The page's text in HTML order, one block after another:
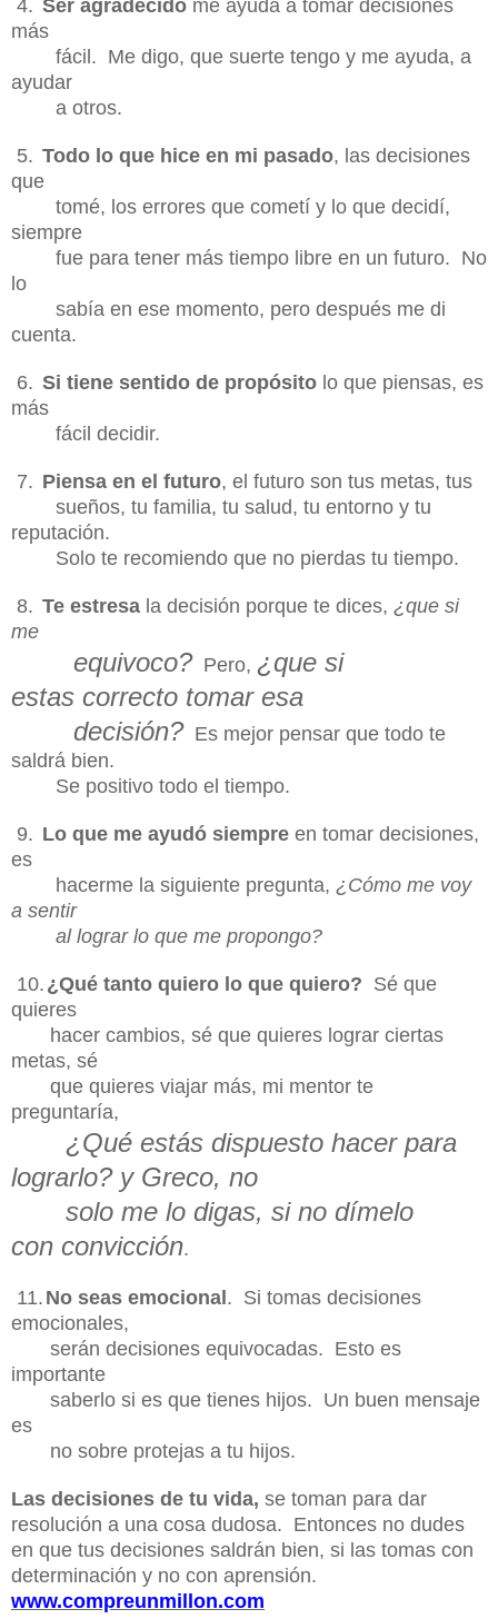
4. Ser agradecido me ayuda a tomar decisiones
más
fácil. Me digo, que suerte tengo y me ayuda, a
ayudar
a otros.
5. Todo lo que hice en mi pasado, las decisiones
que
tomé, los errores que cometí y lo que decidí,
siempre
fue para tener más tiempo libre en un futuro. No
lo
sabía en ese momento, pero después me di
cuenta.
6. Si tiene sentido de propósito lo que piensas, es
más
fácil decidir.
7. Piensa en el futuro, el futuro son tus metas, tus
sueños, tu familia, tu salud, tu entorno y tu
reputación.
Solo te recomiendo que no pierdas tu tiempo.
8. Te estresa la decisión porque te dices, ¿que si
me
equivoco?Pero, ¿que si
estas correcto tomar esa
decisión?Es mejor pensar que todo te
saldrá bien.
Se positivo todo el tiempo.
9. Lo que me ayudó siempre en tomar decisiones,
es
hacerme la siguiente pregunta, ¿Cómo me voy
a sentir
al lograr lo que me propongo?
10. ¿Qué tanto quiero lo que quiero? Sé que
quieres
hacer cambios, sé que quieres lograr ciertas
metas, sé
que quieres viajar más, mi mentor te
preguntaría,
¿Qué estás dispuesto hacer para
lograrlo? y Greco, no
solo me lo digas, si no dímelo
con convicción.
11. No seas emocional. Si tomas decisiones
emocionales,
serán decisiones equivocadas. Esto es
importante
saberlo si es que tienes hijos. Un buen mensaje
es
no sobre protejas a tu hijos.
Las decisiones de tu vida, se toman para dar
resolución a una cosa dudosa. Entonces no dudes
en que tus decisiones saldrán bien, si las tomas con
determinación y no con aprensión.
www.compreunmillon.com